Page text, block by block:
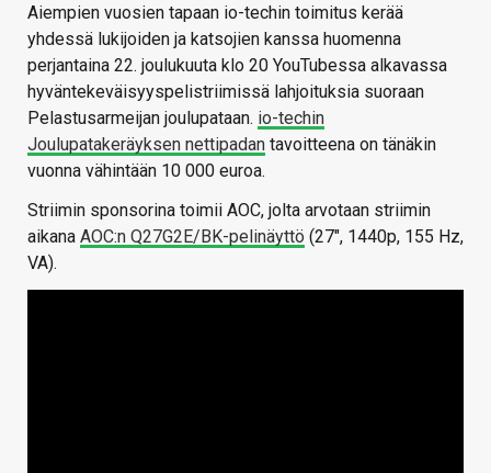
Aiempien vuosien tapaan io-techin toimitus kerää
yhdessä lukijoiden ja katsojien kanssa huomenna
perjantaina 22. joulukuuta klo 20 YouTubessa alkavassa
hyväntekeväisyyspelistriimissä lahjoituksia suoraan
Pelastusarmeijan joulupataan. io-techin
Joulupatakeräyksen nettipadan tavoitteena on tänäkin
vuonna vähintään 10 000 euroa.
Striimin sponsorina toimii AOC, jolta arvotaan striimin
aikana AOC:n Q27G2E/BK-pelinäyttö (27″, 1440p, 155 Hz,
VA).